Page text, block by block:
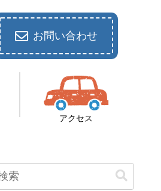
お問い合わせ
アクセス